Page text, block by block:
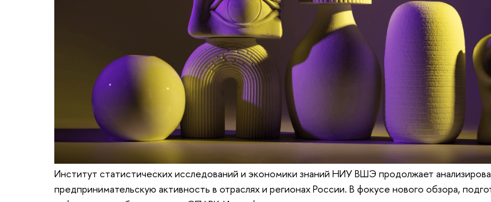
Институт статистических исследований и экономики знаний НИУ ВШЭ продолжает
предпринимательскую активность в отраслях и регионах России. В фокусе нового обзора,